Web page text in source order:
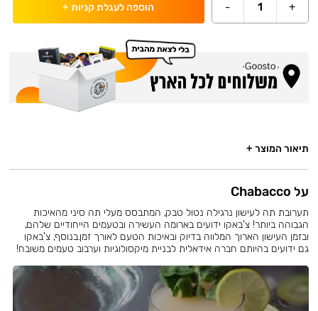
+
1
- הוספה לעגלת קניות +
תיאור המוצר +
על Chabacco
תערובת תה לעישון נרגילה נטול טבק, המתבסס מעלי תה סיני מהאיכות
הגבוהה ביותר! צ'באקו ידועים בארומה העשירה ובטעמים הייחודיים שלהם,
ובזמן העישון הארוך המלווה בדיוק ובאיכות הטעם לאורך זמן.בנוסף, צ'באקו
גם ידועים בהיותם חברה אידאלית לבניית מיקסולוגיות וערבוב טעמים משובח!